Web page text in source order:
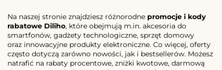
Na naszej stronie znajdziesz różnorodne promocje i kody
rabatowe Diliho, które obejmują m.in. akcesoria do
smartfonów, gadżety technologiczne, sprzęt domowy
oraz innowacyjne produkty elektroniczne. Co więcej, oferty
często dotyczą zarówno nowości, jak i bestsellerów. Możesz
natrafić na rabaty procentowe, zniżki kwotowe, darmową